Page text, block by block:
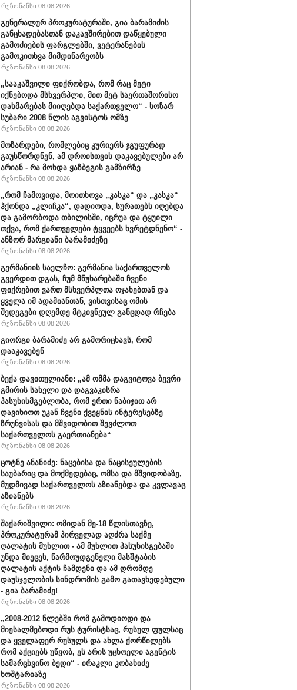
რეზონანსი 08.08.2026
გენერალურ პროკურატურაში, გია ბარამიძის
განცხადებასთან დაკავშირებით დაწყებული
გამოძიების ფარგლებში, ვეტერანების
გამოკითხვა მიმდინარეობს
რეზონანსი 08.08.2026
„სააკაშვილი ფიქრობდა, რომ რაც მეტი
იქნებოდა მსხვერპლი, მით მეტ საერთაშორისო
დახმარებას მიიღებდა საქართველო“ - სოზარ
სუბარი 2008 წლის აგვისტოს ომზე
რეზონანსი 08.08.2026
მოზარდები, რომლებიც კურიერს ჯგუფურად
გაუსწორდნენ, ამ დროისთვის დაკავებულები არ
არიან - რა მოხდა ყაზბეგის გამზირზე
რეზონანსი 08.08.2026
„რომ ჩამოვიდა, მოითხოვა „კასკა“ და „კასკა“
ჰქონდა „კლიჩკა“, დადიოდა, სურათებს იღებდა
და გამორბოდა თბილისში, იცრუა და ტყუილი
თქვა, რომ ქართველები ტყვეებს ხვრეტდნენო“ -
ანზორ მარგიანი ბარამიძეზე
რეზონანსი 08.08.2026
გერმანიის საელჩო: გერმანია საქართველოს
გვერდით დგას, ჩუმ მწუხარებაში ჩვენი
ფიქრებით ვართ მსხვერპლთა ოჯახებთან და
ყველა იმ ადამიანთან, ვისთვისაც ომის
შედეგები დღემდე მტკივნეულ განცდად რჩება
რეზონანსი 08.08.2026
გიორგი ბარამიძე არ გამორიცხავს, რომ
დააკავებენ
რეზონანსი 08.08.2026
ბექა დავითულიანი: „ამ ომმა დაგვიტოვა ბევრი
გმირის სახელი და დაგვაკისრა
პასუხისმგებლობა, რომ ერთი ნაბიჯით არ
დავიხიოთ უკან ჩვენი ქვეყნის ინტერესებზე
ზრუნვისას და მშვიდობით შევძლოთ
საქართველოს გაერთიანება“
რეზონანსი 08.08.2026
ცოტნე ანანიძე: ნაცებისა და ნაცისეულების
საუბარიც და მოქმედებაც, ომსა და მშვიდობაზე,
მუდმივად საქართველოს აზიანებდა და კვლავაც
აზიანებს
რეზონანსი 08.08.2026
შაქარიშვილი: ომიდან მე-18 წლისთავზე,
პროკურატურამ პირველად აღძრა საქმე
ღალატის მუხლით - ამ მუხლით პასუხისგებაში
უნდა მიეცეს, წარმოუდგენელი მასშტაბის
ღალატის აქტის ჩამდენი და ამ დრომდე
დაუსჯელობის სინდრომის გამო გათავხედებული
- გია ბარამიძე!
რეზონანსი 08.08.2026
„2008-2012 წლებში რომ გამოდიოდი და
მიესალმებოდი რუს ტურისტსაც, რუსულ ფულსაც
და ყველაფერ რუსულს და ახლა ქორწილებს
რომ აქციებს უწყობ, ეს არის უცხოელი აგენტის
სამარცხვინო ბედი“ - ირაკლი კობახიძე
ხოშტარიაზე
რეზონანსი 08.08.2026